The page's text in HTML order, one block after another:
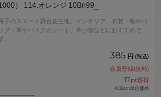
） 114.オレンジ 10Bn99_
手のスエード調合皮生地。インテリア、衣装・靴やバ
ッグ・車やバイクのシート、革小物などにおすすめで
。
385 円 (税込)
会員登録(無料)
17pt獲得
※10cm単位価格